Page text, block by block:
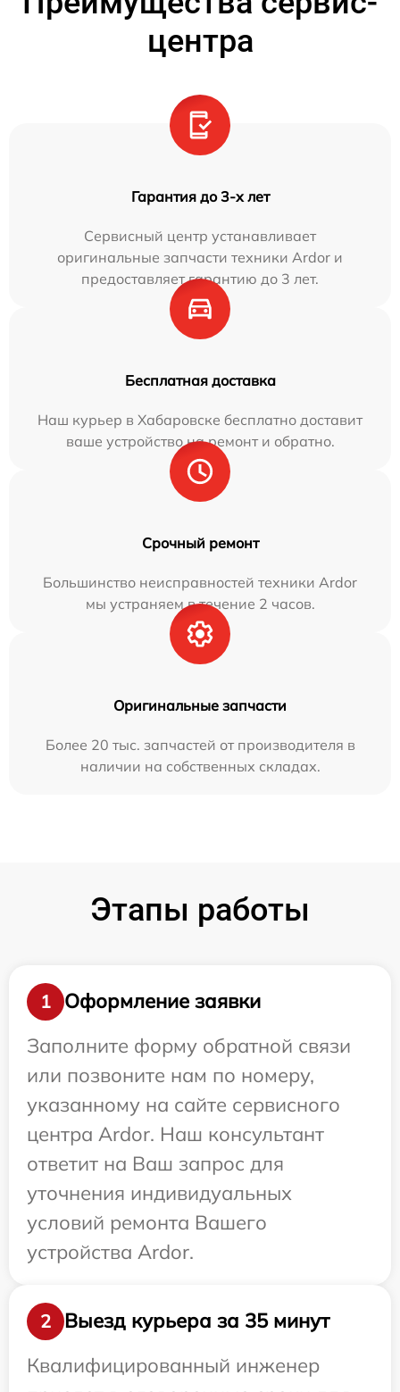
центра
Гарантия до 3-х лет
Сервисный центр устанавливает
оригинальные запчасти техники Ardor и
предоставляет гарантию до 3 лет.
Бесплатная доставка
Наш курьер в Хабаровске бесплатно доставит
ваше устройство на ремонт и обратно.
Срочный ремонт
Большинство неисправностей техники Ardor
мы устраняем в течение 2 часов.
Оригинальные запчасти
Более 20 тыс. запчастей от производителя в
наличии на собственных складах.
Этапы работы
1
Оформление заявки
Заполните форму обратной связи
или позвоните нам по номеру,
указанному на сайте сервисного
центра Ardor. Наш консультант
ответит на Ваш запрос для
уточнения индивидуальных
условий ремонта Вашего
устройства Ardor.
2
Выезд курьера за 35 минут
Квалифицированный инженер